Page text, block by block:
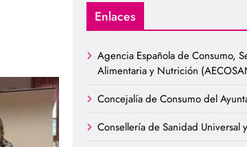
Enlaces
Agencia Española de Consumo,
Alimentaria y Nutrición
Concejalía de Consumo del
Consellería de Sanidad Universal